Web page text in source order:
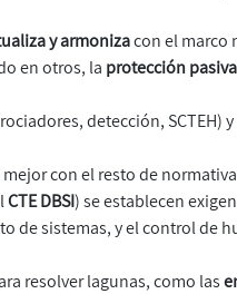
y armonizacon el marco
en otros, la protección
detección, SCTEH)
con el resto de normativa
CTE DBSI) se establecen
de sistemas, y el control de
resolver lagunas, como las